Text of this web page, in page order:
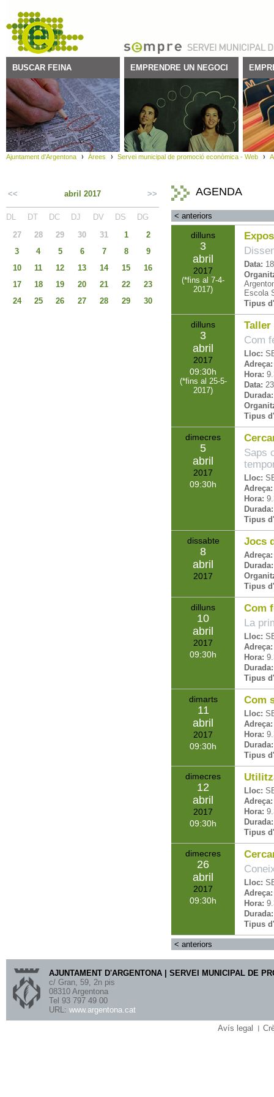
BUSCAR FEINA EMPRENDRE UN NEGOCI
Ajuntament d'Argentona Àrees Servei municipal de promoció econòmica - Web
<< >>
abril 2017
DL DT DC DJ DV DS
DG
27
28 29 30 31 1
2
3
4 5 6 7 8
9
10
11 12 13 14 15
16
17
18 19 20 21 22
23
24
25 26 27 28 29 30
AGENDA
< anteriors
dilluns
3
abril
2017
(*fins al 7-4-
2017)
Data: 18
Escola
Tipus
dilluns
3
abril
2017
09:30
(*fins al 25-5-
2017)
Taller
Com
Lloc:
Adreça:
Hora:
Data: 23
Durada:
Tipus
dimecres
5
abril
2017
09:30
Saps
Lloc:
Adreça:
Hora:
Durada:
Tipus
dissabte
8
abril
2017
Jocs
Adreça:
Durada:
Tipus
dilluns
10
abril
2017
09:30
Com
La
Lloc:
Adreça:
Hora:
Durada:
Tipus
dimarts
11
abril
2017
09:30
Com
Lloc:
Adreça:
Hora:
Durada:
Tipus
dimecres
12
abril
2017
09:30
Lloc:
Adreça:
Hora:
Durada:
Tipus
dimecres
26
abril
2017
09:30
Lloc:
Adreça:
Hora:
Durada:
Tipus
< anteriors
AJUNTAMENT D'ARGENTONA | SERVEI MUNICIPAL DE
c/ Gran, 59, 2n pis
08310 Argentona
Tel 93 797 49 00
URL: www.argentona.cat
Avís legal